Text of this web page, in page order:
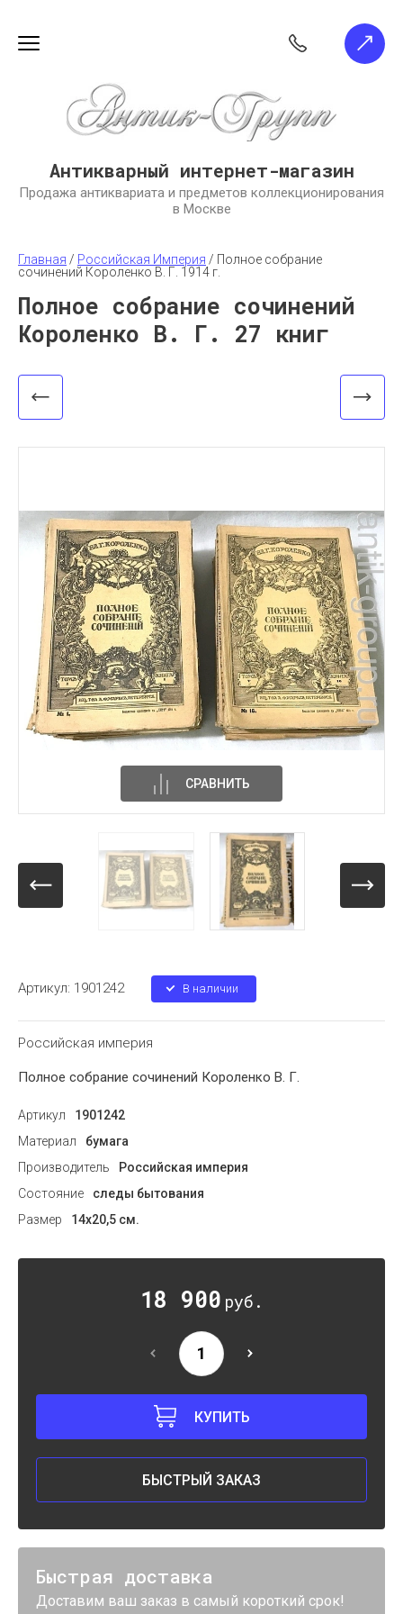
Антикварный интернет-магазин
Продажа антиквариата и предметов коллекционирования
в Москве
Главная / Российская Империя / Полное собрание
сочинений Короленко В. Г. 1914 г.
Полное собрание сочинений
Короленко В. Г. 27 книг
СРАВНИТЬ
Артикул: 1901242 В наличии
Российская империя
Полное собрание сочинений Короленко В. Г.
Артикул
1901242
Материал
бумага
Производитель
Российская империя
Состояние
следы бытования
Размер
14х20,5 см.
18 900 руб.
КУПИТЬ
БЫСТРЫЙ ЗАКАЗ
Быстрая доставка
Доставим ваш заказ в самый короткий срок!